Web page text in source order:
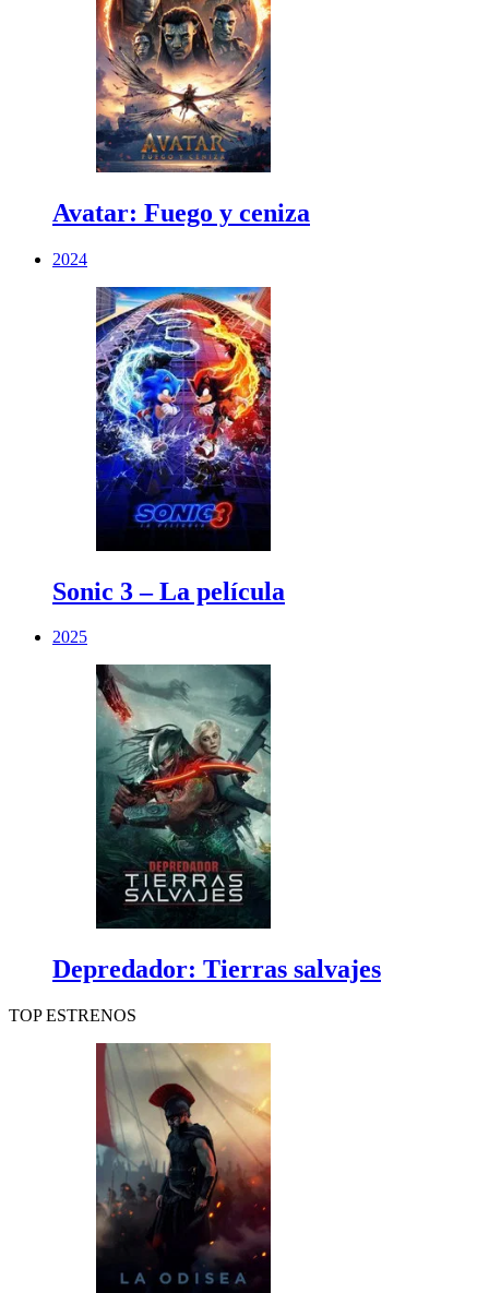
Avatar: Fuego y ceniza
2024
Sonic 3 – La película
2025
Depredador: Tierras salvajes
TOP ESTRENOS